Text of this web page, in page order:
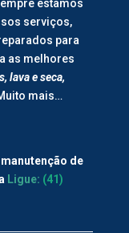
estamos
serviços,
para
as melhores
lava e seca,
mais…
de
Ligue: (41)